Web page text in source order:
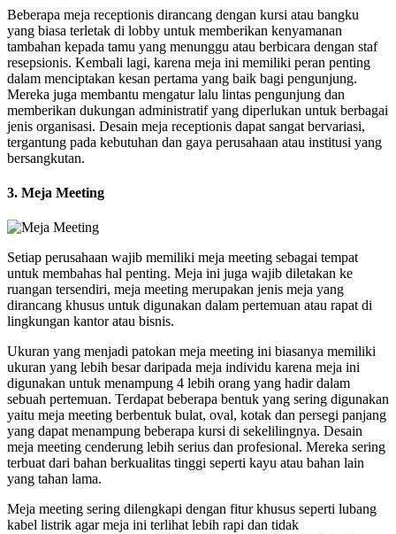
Beberapa meja receptionis dirancang dengan kursi atau bangku
yang biasa terletak di lobby untuk memberikan kenyamanan
tambahan kepada tamu yang menunggu atau berbicara dengan staf
resepsionis. Kembali lagi, karena meja ini memiliki peran penting
dalam menciptakan kesan pertama yang baik bagi pengunjung.
Mereka juga membantu mengatur lalu lintas pengunjung dan
memberikan dukungan administratif yang diperlukan untuk berbagai
jenis organisasi. Desain meja receptionis dapat sangat bervariasi,
tergantung pada kebutuhan dan gaya perusahaan atau institusi yang
bersangkutan.
3. Meja Meeting
Setiap perusahaan wajib memiliki meja meeting sebagai tempat
untuk membahas hal penting. Meja ini juga wajib diletakan ke
ruangan tersendiri, meja meeting merupakan jenis meja yang
dirancang khusus untuk digunakan dalam pertemuan atau rapat di
lingkungan kantor atau bisnis.
Ukuran yang menjadi patokan meja meeting ini biasanya memiliki
ukuran yang lebih besar daripada meja individu karena meja ini
digunakan untuk menampung 4 lebih orang yang hadir dalam
sebuah pertemuan. Terdapat beberapa bentuk yang sering digunakan
yaitu meja meeting berbentuk bulat, oval, kotak dan persegi panjang
yang dapat menampung beberapa kursi di sekelilingnya. Desain
meja meeting cenderung lebih serius dan profesional. Mereka sering
terbuat dari bahan berkualitas tinggi seperti kayu atau bahan lain
yang tahan lama.
Meja meeting sering dilengkapi dengan fitur khusus seperti lubang
kabel listrik agar meja ini terlihat lebih rapi dan tidak